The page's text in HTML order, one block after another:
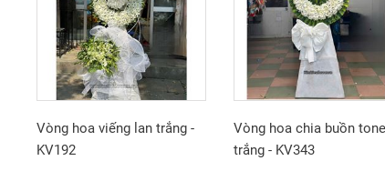
Vòng hoa viếng lan trắng -
KV192
Vòng hoa chia buồn tone
trắng - KV343